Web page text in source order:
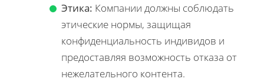
Этика: Компании должны соблюдать
этические нормы, защищая
конфиденциальность индивидов и
предоставляя возможность отказа от
нежелательного контента.